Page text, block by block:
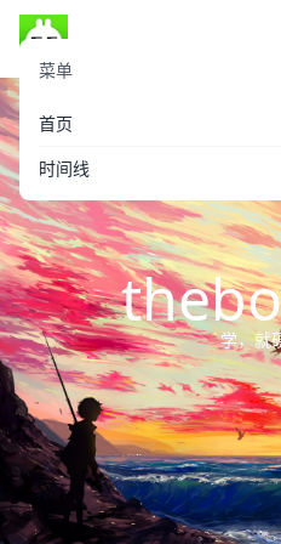
菜单
首页
时间线
学，就